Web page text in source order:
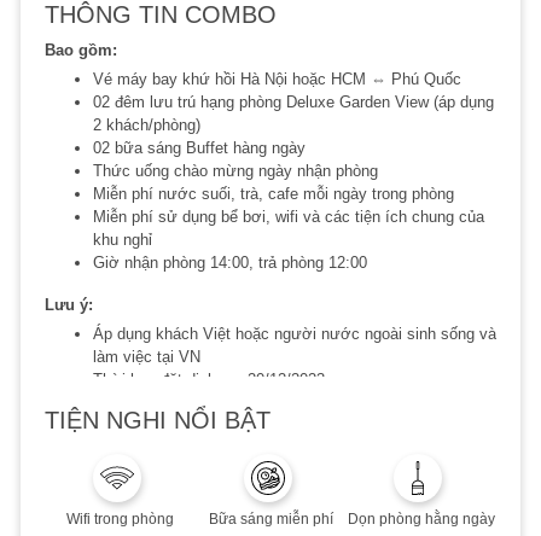
THÔNG TIN COMBO
Bao gồm:
Vé máy bay khứ hồi Hà Nội hoặc HCM ⇔ Phú Quốc
02 đêm lưu trú hạng phòng Deluxe Garden View (áp dụng
2 khách/phòng)
02 bữa sáng Buffet hàng ngày
Thức uống chào mừng ngày nhận phòng
Miễn phí nước suối, trà, cafe mỗi ngày trong phòng
Miễn phí sử dụng bể bơi, wifi và các tiện ích chung của
khu nghỉ
Giờ nhận phòng 14:00, trả phòng 12:00
Lưu ý:
Áp dụng khách Việt hoặc người nước ngoài sinh sống và
làm việc tại VN
Thời hạn đặt dịch vụ: 20/12/2023
Thời hạn lưu trú đến 20/12/2023
Phụ thu cuối tuần, Lễ/Tết, cao điểm hè: Quý khách vui
Combo không hoàn, không huỷ, không thay đổi
TIỆN NGHI NỔI BẬT
Wifi trong phòng Bữa sáng miễn phí Dọn phòng hằng ngày